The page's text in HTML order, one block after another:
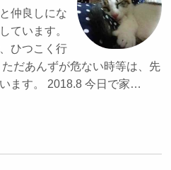
仲良しにな
ています。
ひつこく行
だあんずが危ない時等は、先
ます。 2018.8 今日で家…